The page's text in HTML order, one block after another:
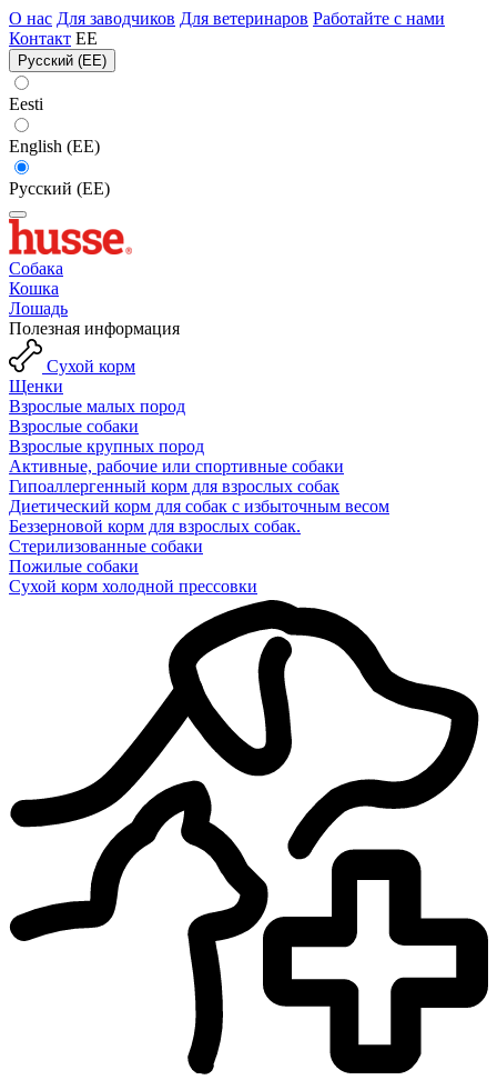
О нас Для заводчиков Для ветеринаров Работайте с нами
Контакт EE
Русский (EE)
Eesti
English (EE)
Русский (EE)
Собака
Кошка
Лошадь
Полезная информация
Сухой корм
Щенки
Взрослые малых пород
Взрослые собаки
Взрослые крупных пород
Активные, рабочие или спортивные собаки
Гипоаллергенный корм для взрослых собак
Диетический корм для собак с избыточным весом
Беззерновой корм для взрослых собак.
Стерилизованные собаки
Пожилые собаки
Сухой корм холодной прессовки